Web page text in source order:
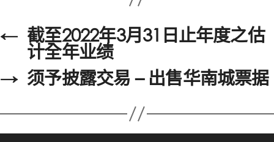
← 截至2022年3月31日止年度之估
计全年业绩
→ 须予披露交易 – 出售华南城票据